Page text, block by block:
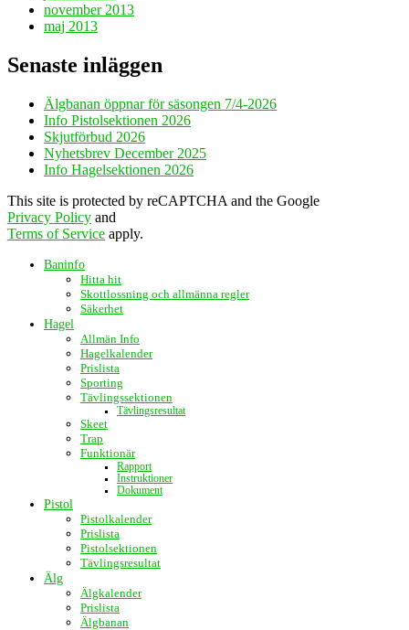
november 2013
maj 2013
Senaste inläggen
Älgbanan öppnar för säsongen 7/4-2026
Info Pistolsektionen 2026
Skjutförbud 2026
Nyhetsbrev December 2025
Info Hagelsektionen 2026
This site is protected by reCAPTCHA and the Google
Privacy Policy and
Terms of Service apply.
Baninfo
Hitta hit
Skottlossning och allmänna regler
Säkerhet
Hagel
Allmän Info
Hagelkalender
Prislista
Sporting
Tävlingssektionen
Tävlingsresultat
Skeet
Trap
Funktionär
Rapport
Instruktioner
Dokument
Pistol
Pistolkalender
Prislista
Pistolsektionen
Tävlingsresultat
Älg
Älgkalender
Prislista
Älgbanan